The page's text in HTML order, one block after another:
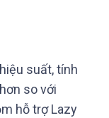
suất, tính
so với
hỗ trợ Lazy